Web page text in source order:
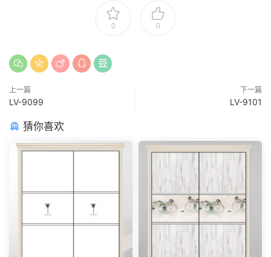
0 0
上一篇
LV-9099
下一篇
LV-9101
猜你喜欢